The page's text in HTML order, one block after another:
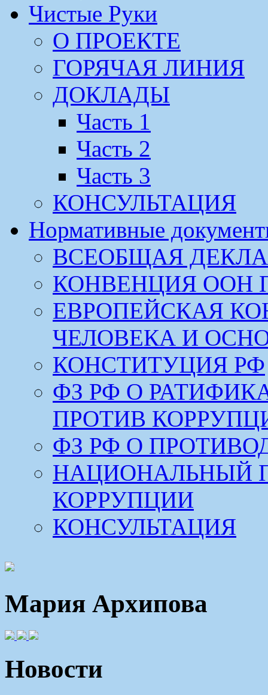
Чистые Руки
О ПРОЕКТЕ
ГОРЯЧАЯ ЛИНИЯ
ДОКЛАДЫ
Часть 1
Часть 2
Часть 3
КОНСУЛЬТАЦИЯ
Нормативные
ВСЕОБЩАЯ
КОНВЕНЦИЯ ООН
ЕВРОПЕЙСКАЯ
ЧЕЛОВЕКА И
КОНСТИТУЦИЯ РФ
ФЗ РФ О
ПРОТИВ
ФЗ РФ О
НАЦИОНАЛЬНЫЙ
КОРРУПЦИИ
КОНСУЛЬТАЦИЯ
Мария Архипова
Новости